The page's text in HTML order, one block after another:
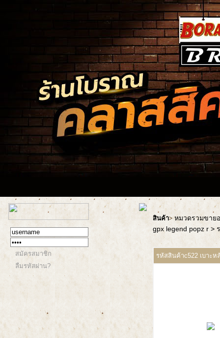
สมัครสมาชิก
ลืมรหัสผ่าน?
สินค้า> หมวดรวมขาย
gpx legend popz r >
รหัสสินค้าc522 เบาะห